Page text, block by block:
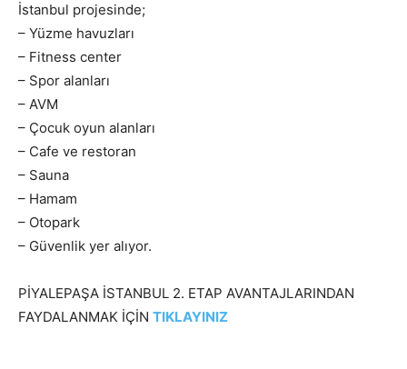
İstanbul projesinde;
– Yüzme havuzları
– Fitness center
– Spor alanları
– AVM
– Çocuk oyun alanları
– Cafe ve restoran
– Sauna
– Hamam
– Otopark
– Güvenlik yer alıyor.
PİYALEPAŞA İSTANBUL 2. ETAP AVANTAJLARINDAN
FAYDALANMAK İÇİN TIKLAYINIZ